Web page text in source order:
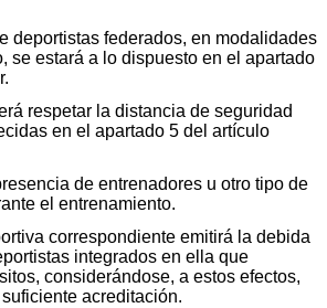
deportistas federados, en modalidades
se estará a lo dispuesto en el apartado
respetar la distancia de seguridad
en el apartado 5 del artículo
de entrenadores u otro tipo de
el entrenamiento.
correspondiente emitirá la debida
integrados en ella que
considerándose, a estos efectos,
acreditación.